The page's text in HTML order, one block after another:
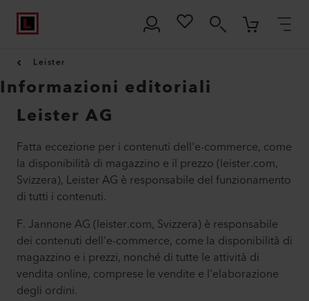
Leister
Informazioni editoriali
Leister AG
Fatta eccezione per i contenuti dell'e-commerce, come
la disponibilità di magazzino e il prezzo (leister.com,
Svizzera), Leister AG è responsabile del funzionamento
di tutti i contenuti.
F. Jannone AG (leister.com, Svizzera) è responsabile
dei contenuti dell'e-commerce, come la disponibilità di
magazzino e i prezzi, nonché di tutte le attività di
vendita online, comprese le vendite e l'elaborazione
degli ordini.